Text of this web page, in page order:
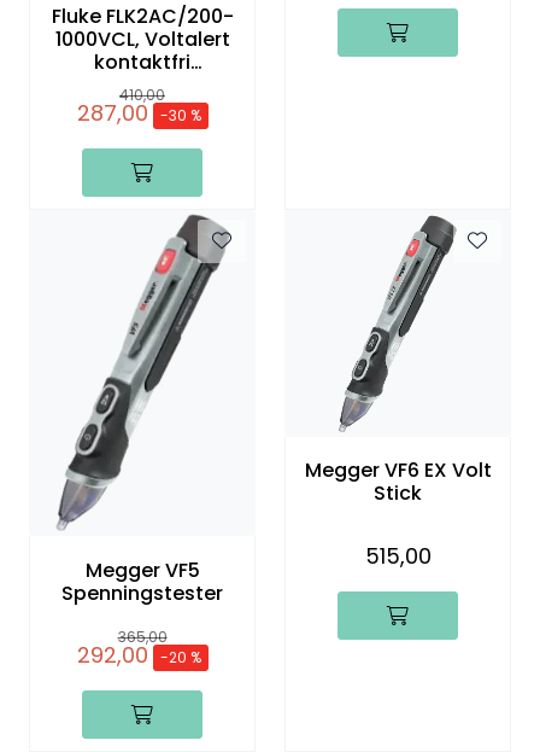
Fluke FLK2AC/200-
1000VCL, Voltalert
kontaktfri
spenningstester
410,00
287,00 -30 %
Megger VF5
Spenningstester
365,00
292,00 -20 %
Megger VF6 EX Volt
Stick
515,00
Outlet